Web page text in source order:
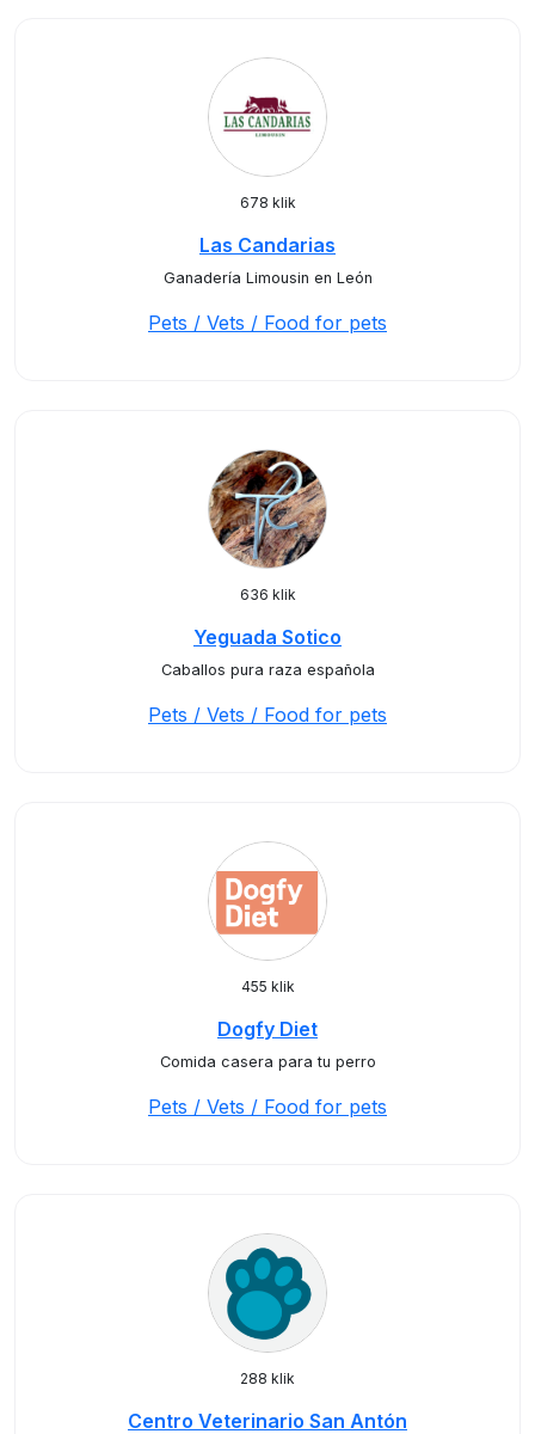
678 klik
Las Candarias
Ganadería Limousin en León
Pets / Vets / Food for pets
636 klik
Yeguada Sotico
Caballos pura raza española
Pets / Vets / Food for pets
455 klik
Dogfy Diet
Comida casera para tu perro
Pets / Vets / Food for pets
288 klik
Centro Veterinario San Antón